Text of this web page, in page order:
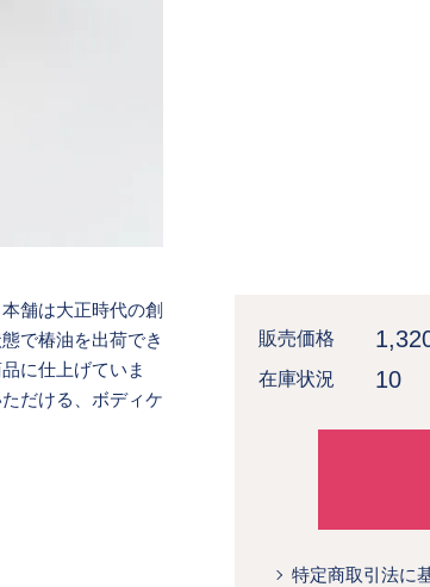
舗は大正時代の創
で椿油を出荷でき
に仕上げていま
だける、ボディケ
販売価格
在庫状況 10
特定商取引法に